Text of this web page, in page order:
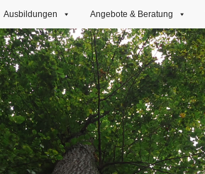
Ausbildungen Angebote & Beratung